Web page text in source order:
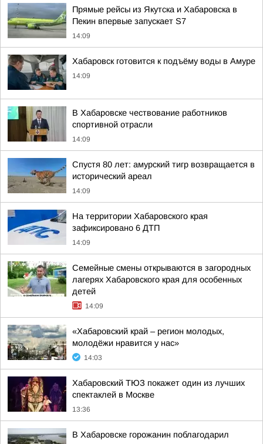
Прямые рейсы из Якутска и Хабаровска в
Пекин впервые запускает S7
14:09
Хабаровск готовится к подъёму воды в Амуре
14:09
В Хабаровске чествование работников
спортивной отрасли
14:09
Спустя 80 лет: амурский тигр возвращается в
исторический ареал
14:09
На территории Хабаровского края
зафиксировано 6 ДТП
14:09
Семейные смены открываются в загородных
лагерях Хабаровского края для особенных
детей
14:09
«Хабаровский край – регион молодых,
молодёжи нравится у нас»
14:03
Хабаровский ТЮЗ покажет один из лучших
спектаклей в Москве
13:36
В Хабаровске горожанин поблагодарил